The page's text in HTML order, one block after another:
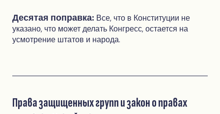
Десятая поправка: Все, что в Конституции не
указано, что может делать Конгресс, остается на
усмотрение штатов и народа.
Права защищенных групп и закон о правах